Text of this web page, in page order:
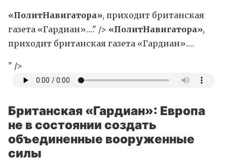
«ПолитНавигатора», приходит британская
газета «Гардиан».…" /> «ПолитНавигатора»,
приходит британская газета «Гардиан».…
" />
Британская «Гардиан»: Европа
не в состоянии создать
объединенные вооруженные
силы